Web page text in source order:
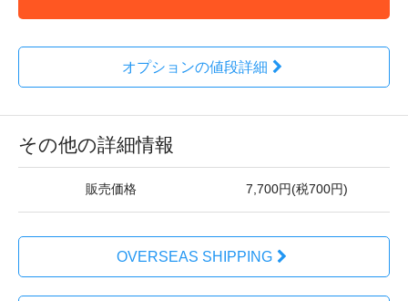
オプションの値段詳細
その他の詳細情報
販売価格 7,700円(税700円)
OVERSEAS SHIPPING